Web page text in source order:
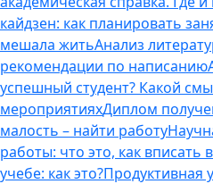
кайдзен: как планировать
мешала житьАнализ
рекомендации по написанию
успешный студент? Какой
мероприятияхДиплом
малость – найти работу
работы: что это, как вписать
учебе: как это?Продуктивная